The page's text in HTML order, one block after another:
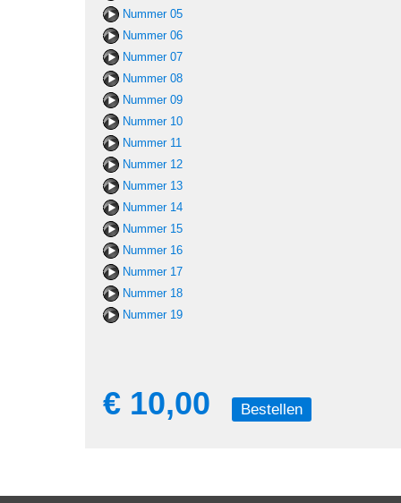
Nummer 05
Nummer 06
Nummer 07
Nummer 08
Nummer 09
Nummer 10
Nummer 11
Nummer 12
Nummer 13
Nummer 14
Nummer 15
Nummer 16
Nummer 17
Nummer 18
Nummer 19
€ 10,00 Bestellen